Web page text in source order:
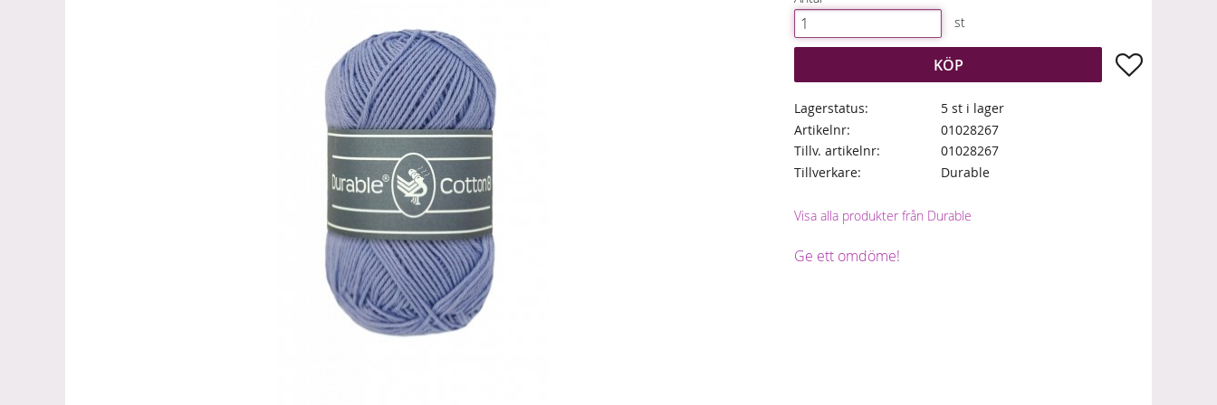
st
KÖP Lägg till i
Lagerstatus
5 st i lager
Artikelnr
01028267
Tillv. artikelnr
01028267
Tillverkare
Durable
Visa alla produkter från Durable
Ge ett omdöme!